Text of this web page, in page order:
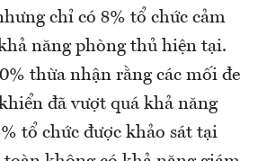
chỉ có 8% tổ chức cảm
năng phòng thủ hiện tại.
thừa nhận rằng các mối đe
đã vượt quá khả năng
tổ chức được khảo sát tại